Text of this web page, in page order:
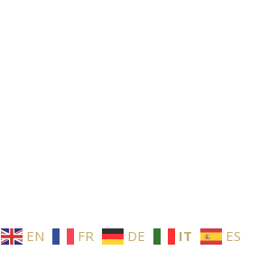
EN FR DE IT ES